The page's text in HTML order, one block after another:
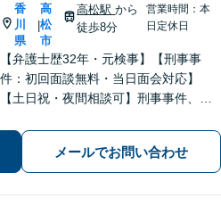
香
川
県
|
高
松
市
高松駅から
徒歩8分
営業時間：本
日定休日
【弁護士歴32年・元検事】【刑事事
件：初回面談無料・当日面会対応】
【土日祝・夜間相談可】刑事事件、離
整理等。地域密着型で丁寧に対応しま
す。【高松駅徒歩10分】【所属弁護士3
名】
メールでお問い合わせ